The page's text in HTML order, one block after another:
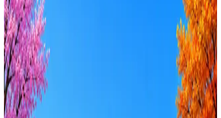
2активные вакансии
Стратегия поиска с AI: рынки, позиции, вилка, каналы
Ежедневный подбор из 600+ источников
AI генерация сопроводительных писем